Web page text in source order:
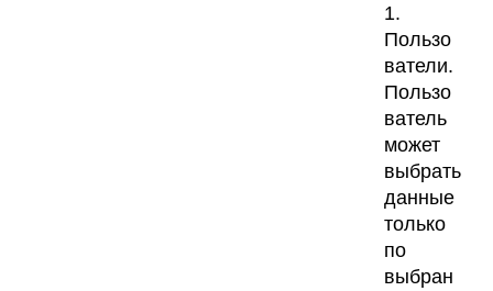
1.
Пользо
ватели.
Пользо
ватель
может
выбрать
данные
только
по
выбран